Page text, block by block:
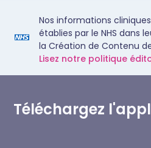
Nos informations
établies par le NHS dans
la Création de Contenu
Lisez notre politique
Téléchargez